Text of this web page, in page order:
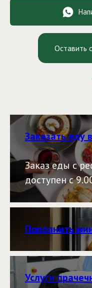
Оставить
Заказать еду
Заказ еды с
доступен с
Пополнить
Услуги